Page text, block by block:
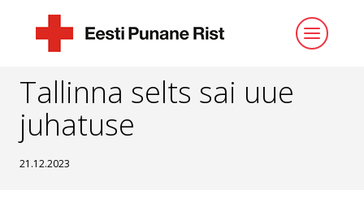
ESILEHT UUDISED TALLINNA SELTS SAI UUE JUHATUSE
Tallinna selts sai uue
juhatuse
21.12.2023